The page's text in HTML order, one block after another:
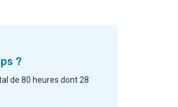
?
de 80 heures dont 28